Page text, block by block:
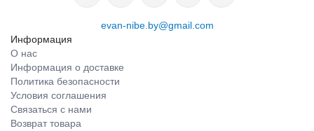
evan-nibe.by@gmail.com
Информация
О нас
Информация о доставке
Политика безопасности
Условия соглашения
Связаться с нами
Возврат товара